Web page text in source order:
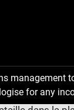
for any